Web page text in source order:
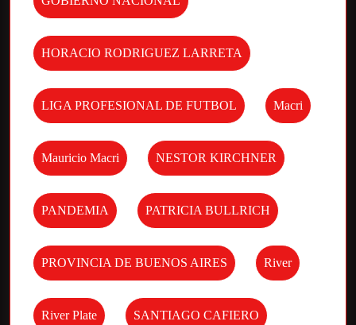
HORACIO RODRIGUEZ LARRETA
LIGA PROFESIONAL DE FUTBOL Macri
Mauricio Macri NESTOR KIRCHNER
PANDEMIA PATRICIA BULLRICH
PROVINCIA DE BUENOS AIRES River
River Plate SANTIAGO CAFIERO